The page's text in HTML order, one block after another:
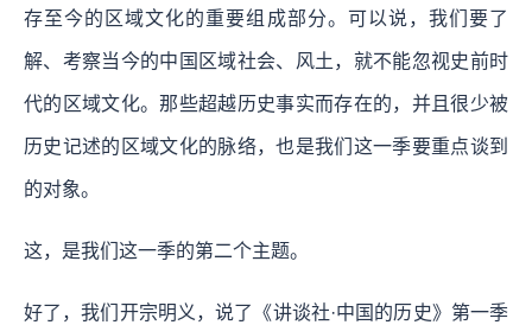
存至今的区域文化的重要组成部分。可以说，我们要了
解、考察当今的中国区域社会、风土，就不能忽视史前时
代的区域文化。那些超越历史事实而存在的，并且很少被
历史记述的区域文化的脉络，也是我们这一季要重点谈到
的对象。
这，是我们这一季的第二个主题。
好了，我们开宗明义，说了《讲谈社·中国的历史》第一季